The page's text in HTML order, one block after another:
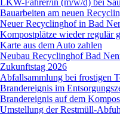
LKW-Fahrer/in (m/w/d) bei
Bauarbeiten am neuen
Neuer Recyclinghof in Bad
Kompostplätze wieder regulär
Karte aus dem Auto zahlen
Neubau Recyclinghof Bad
Zukunftstag 2026
Abfallsammlung bei frostigen
Brandereignis im
Brandereignis auf dem
Umstellung der Restmüll-